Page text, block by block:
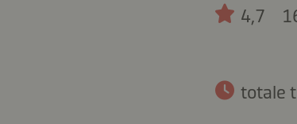
4,7
totale